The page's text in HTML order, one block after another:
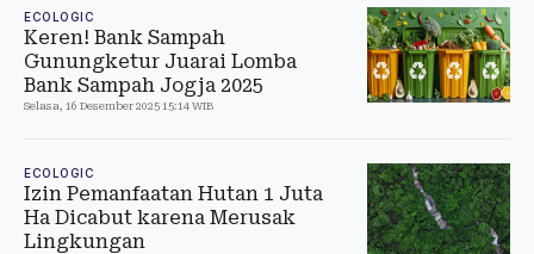
ECOLOGIC
Keren! Bank Sampah
Gunungketur Juarai Lomba
Bank Sampah Jogja 2025
Selasa, 16 Desember 2025 15:14 WIB
ECOLOGIC
Izin Pemanfaatan Hutan 1 Juta
Ha Dicabut karena Merusak
Lingkungan